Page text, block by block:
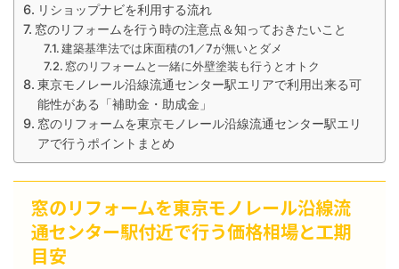
リショップナビを利用する流れ
窓のリフォームを行う時の注意点＆知っておきたいこと
建築基準法では床面積の1／7が無いとダメ
窓のリフォームと一緒に外壁塗装も行うとオトク
東京モノレール沿線流通センター駅エリアで利用出来る可
能性がある「補助金・助成金」
窓のリフォームを東京モノレール沿線流通センター駅エリ
アで行うポイントまとめ
窓のリフォームを東京モノレール沿線流
通センター駅付近で行う価格相場と工期
目安